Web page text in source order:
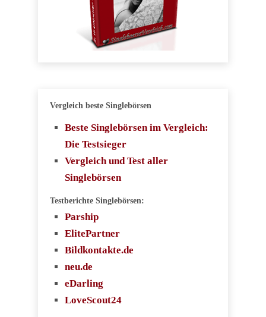
Vergleich beste Singlebörsen
Beste Singlebörsen im Vergleich:
Die Testsieger
Vergleich und Test aller
Singlebörsen
Testberichte Singlebörsen:
Parship
ElitePartner
Bildkontakte.de
neu.de
eDarling
LoveScout24